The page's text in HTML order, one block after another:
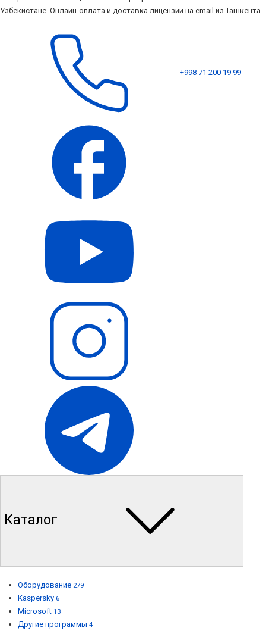
Узбекистане. Онлайн-оплата и доставка лицензий на email из Ташкента.
+998 71 200 19 99
Каталог
Оборудование 279
Kaspersky 6
Microsoft 13
Другие программы 4